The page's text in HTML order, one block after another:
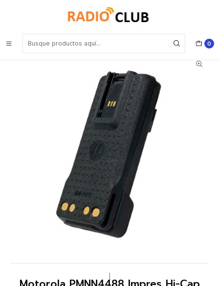
0
Motorola PMNN4488 Impres Hi-Cap 3000 MAH. Para usar con
PMLN7296 para DEP500/570e SL500e DGP5000/5000e